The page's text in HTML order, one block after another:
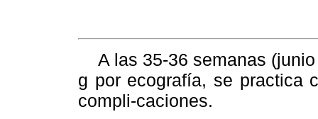
A las 35-36 semanas
g por ecografía, se practica
compli-caciones.